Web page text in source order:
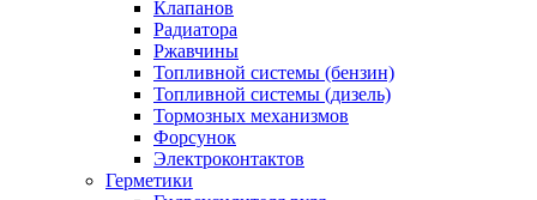
Клапанов
Радиатора
Ржавчины
Топливной системы (бензин)
Топливной системы (дизель)
Тормозных механизмов
Форсунок
Электроконтактов
Герметики